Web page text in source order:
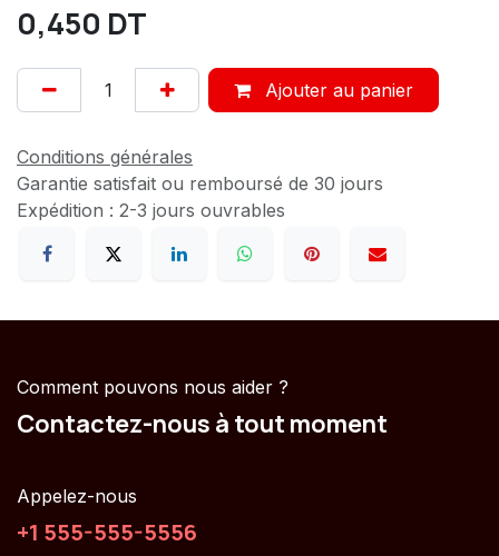
0,450 DT
Ajouter au panier
Conditions générales
Garantie satisfait ou remboursé de 30 jours
Expédition : 2-3 jours ouvrables
Comment pouvons nous aider ?
Contactez-nous à tout moment
Appelez-nous
+1 555-555-5556